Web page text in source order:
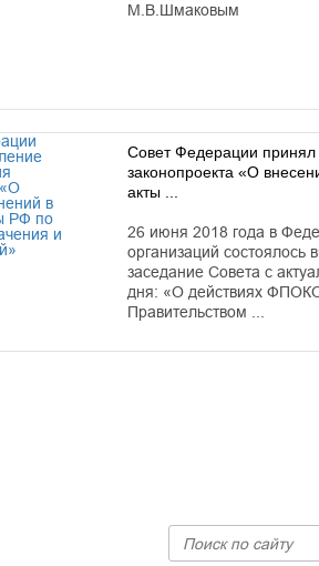
М.В.Шмаковым
Совет Федерации принял
законопроекта «О
акты ...
26 июня 2018 года в
организаций
заседание Совета с
дня: «О действиях
Правительством ...